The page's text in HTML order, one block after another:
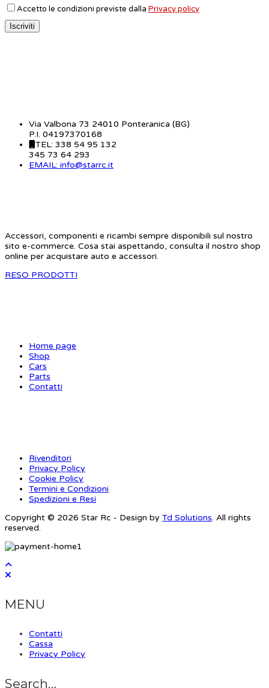
Accetto le condizioni previste dalla Privacy policy
Via Valbona 73 24010 Ponteranica (BG)
P.I. 04197370168
TEL: 338 54 95 132
345 73 64 293
EMAIL: info@starrc.it
Accessori, componenti e ricambi sempre disponibili sul nostro
sito e-commerce. Cosa stai aspettando, consulta il nostro shop
online per acquistare auto e accessori.
RESO PRODOTTI
Home page
Shop
Cars
Parts
Contatti
Rivenditori
Privacy Policy
Cookie Policy
Termini e Condizioni
Spedizioni e Resi
Copyright © 2026 Star Rc - Design by Td Solutions. All rights
reserved.
MENU
Contatti
Cassa
Privacy Policy
Search…